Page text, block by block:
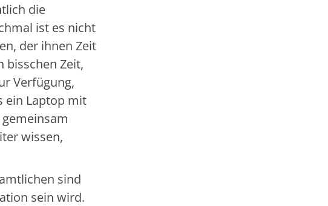
die
ist es nicht
der ihnen Zeit
bisschen Zeit,
Verfügung,
ein Laptop mit
wissen,
sind
sein wird.